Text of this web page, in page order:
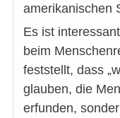
amerikanischen
Es ist
beim
feststellt, dass
glauben, die
erfunden,